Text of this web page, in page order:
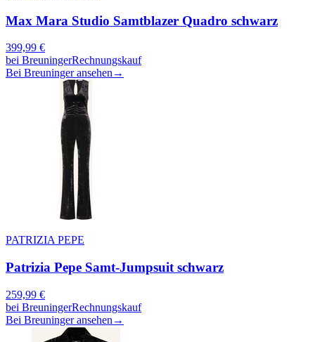
Max Mara Studio Samtblazer Quadro schwarz
399,99 €
bei BreuningerRechnungskauf
Bei Breuninger ansehen →
PATRIZIA PEPE
Patrizia Pepe Samt-Jumpsuit schwarz
259,99 €
bei BreuningerRechnungskauf
Bei Breuninger ansehen →